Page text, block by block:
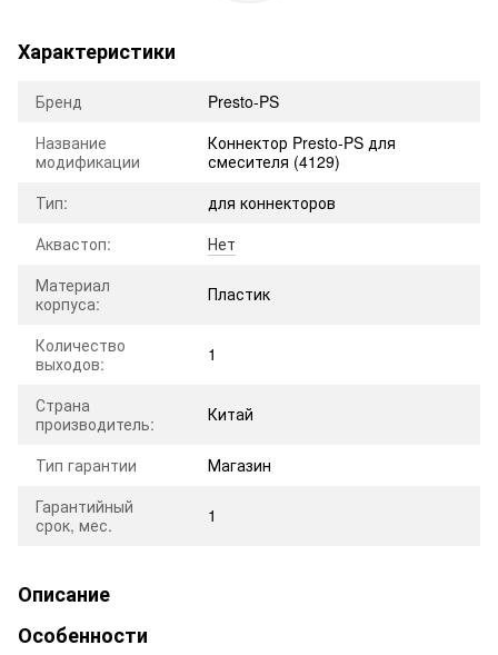
Характеристики
Бренд
Presto-PS
Название
модификации
Коннектор Presto-PS для
смесителя (4129)
Тип:
для коннекторов
Аквастоп:
Нет
Материал
корпуса:
Пластик
Количество
выходов:
1
Страна
производитель:
Китай
Тип гарантии
Магазин
Гарантийный
срок, мес.
1
Описание
Особенности